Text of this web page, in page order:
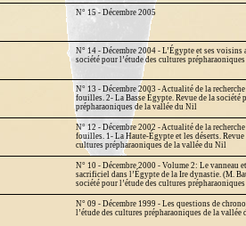
N° 15 - Décembre 2005
N° 14 - Décembre 2004 - L’Égypte et ses voisins
société pour l’étude des cultures
N° 13 - Décembre 2003 - Actualité de la
fouilles. 2- La Basse Égypte. Revue de la société
prépharaoniques de la vallée du Nil
N° 12 - Décembre 2002 - Actualité de la
fouilles. 1- La Haute-Égypte et les déserts. Revue
cultures prépharaoniques de la vallée du Nil
N° 10 - Décembre 2000 - Volume 2: Le vanneau
sacrificiel dans l’Égypte de la Ire dynastie. (M.
société pour l’étude des cultures
N° 09 - Décembre 1999 - Les questions de
l’étude des cultures prépharaoniques de la vallée